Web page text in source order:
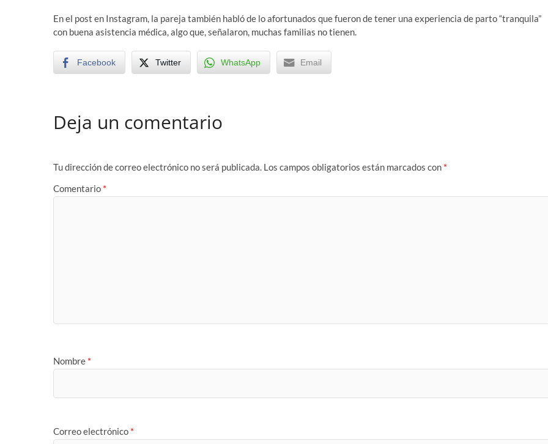
En el post en Instagram, la pareja también habló de lo afortunados que fueron de tener una experiencia de parto “tranquila”
con buena asistencia médica, algo que, señalaron, muchas familias no tienen.
Facebook Twitter WhatsApp Email
Deja un comentario
Tu dirección de correo electrónico no será publicada. Los campos obligatorios están marcados con *
Comentario *
Nombre *
Correo electrónico *